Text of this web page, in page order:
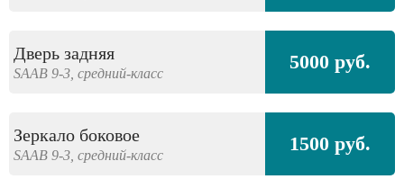
Дверь задняя
SAAB 9-3, средний-класс 5000 руб.
Зеркало боковое
SAAB 9-3, средний-класс 1500 руб.